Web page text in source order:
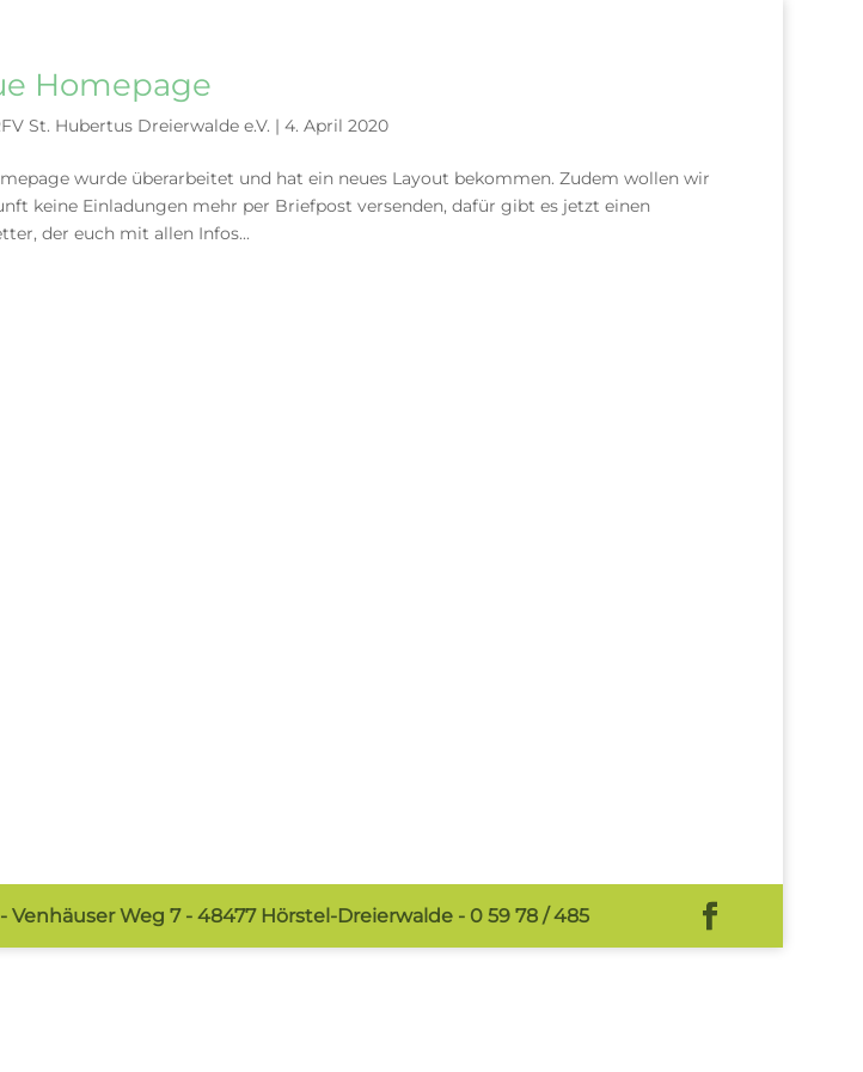
Homepage
St. Hubertus Dreierwalde e.V. |4. April 2020
wurde überarbeitet und hat ein neues Layout bekommen. Zudem wollen wir
keine Einladungen mehr per Briefpost versenden, dafür gibt es jetzt einen
der euch mit allen Infos...
Venhäuser Weg 7 - 48477 Hörstel-Dreierwalde - 0 59 78 / 485